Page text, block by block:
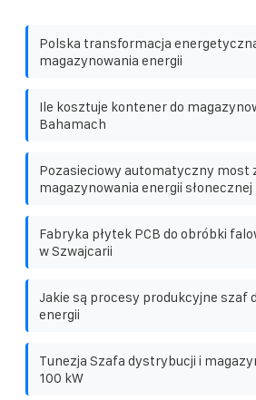
Polska transformacja
magazynowania energii
Ile kosztuje kontener do
Bahamach
Pozasieciowy automatyczny most
magazynowania energii słonecznej
Fabryka płytek PCB do obróbki
w Szwajcarii
Jakie są procesy produkcyjne szaf
energii
Tunezja Szafa dystrybucji i
100 kW